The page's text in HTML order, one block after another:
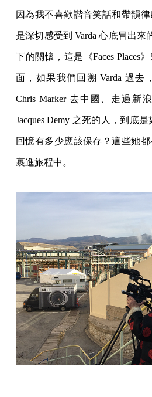
因為我不喜歡諧音笑話和帶韻
是深切感受到 Varda 心底冒出來
下的關懷，這是《Faces Places
面，如果我們回溯 Varda 過去
Chris Marker 去中國、走過新
Jacques Demy 之死的人，到底
回憶有多少應該保存？這些她
裹進旅程中。